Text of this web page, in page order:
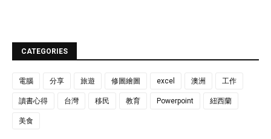
CATEGORIES
電腦 分享 旅遊 修圖繪圖 excel 澳洲 工作
讀書心得 台灣 移民 教育 Powerpoint 紐西蘭
美食